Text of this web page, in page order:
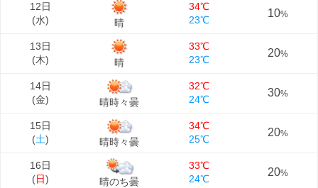
12日
(水) 晴
34℃
23℃
10%
13日
(木) 晴
33℃
23℃
20%
14日
(金) 晴時々曇
32℃
24℃
30%
15日
(土) 晴時々曇
34℃
25℃
20%
16日
(日) 晴のち曇
33℃
24℃
20%